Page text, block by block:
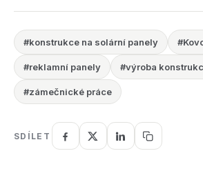
#konstrukce na solární panely
#reklamní panely #výroba
#zámečnické práce
SDÍLET